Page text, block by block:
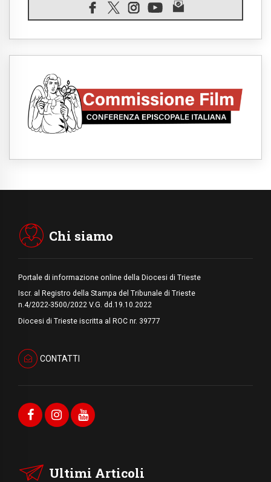
08.08.2026
Spin Time, Reina: Cristo non abita nei
senzatetto
08.08.2026
08.08.2026
Argentina, l'arcivescovo Colombo: "La
visita del Papa messaggio di pace e
dignità"
Medio Oriente
Chi siamo
Portale di informazione online della Diocesi di Trieste
Iscr. al Registro della Stampa del Tribunale di Trieste
n.4/2022-3500/2022 V.G. dd.19.10.2022
Diocesi di Trieste iscritta al ROC nr. 39777
CONTATTI
Ultimi Articoli